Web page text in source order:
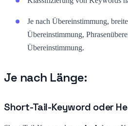
Je nach Übereinstimmung,
Übereinstimmung,
Übereinstimmung.
Je nach Länge:
Short-Tail-Keyword oder